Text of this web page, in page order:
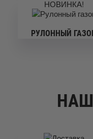
НОВИНКА!
РУЛОННЫЙ